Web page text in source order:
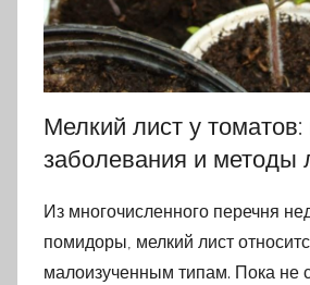
Мелкий лист у
заболевания и методы
Из многочисленного перечня
помидоры, мелкий лист
малоизученным типам. Пока не